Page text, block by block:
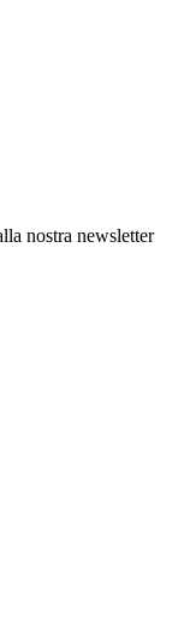
nostra newsletter